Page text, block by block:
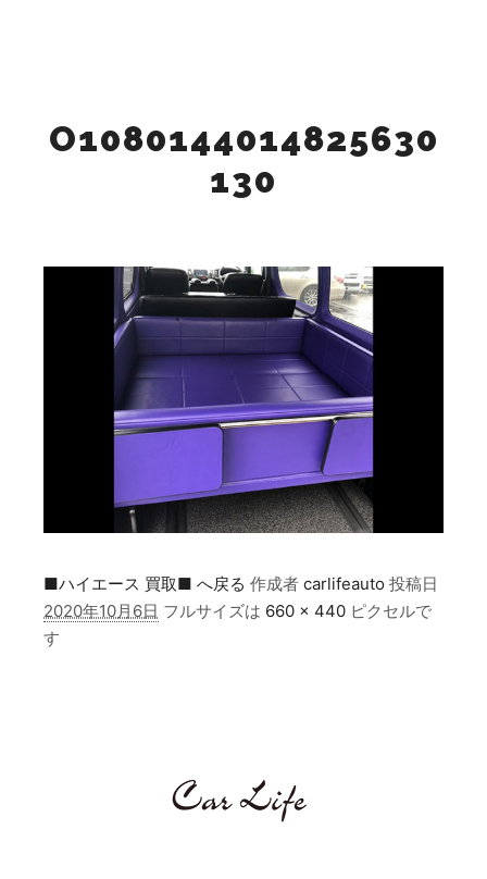
O1080144014825630
130
■ハイエース 買取■ へ戻る 作成者 carlifeauto 投稿日
2020年10月6日 フルサイズは 660 × 440 ピクセルで
す